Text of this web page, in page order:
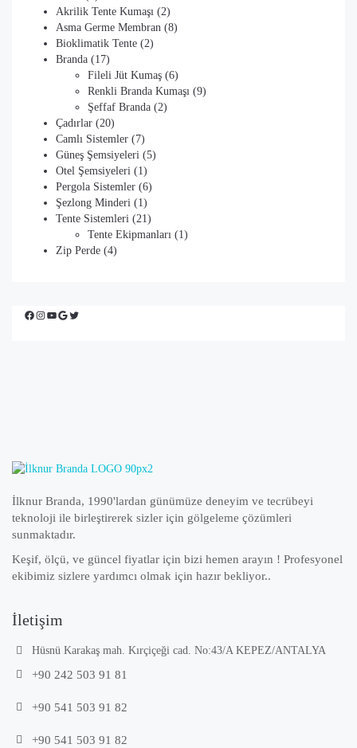
ürün
Akrilik Tente Kumaşı 22
ürün
Asma Germe Membran 88
Bioklimatik Tente 22
Branda 1717
ürün
Fileli Jüt Kumaş 66
ürün
Renkli Branda Kumaşı 99
Şeffaf Branda 22
Çadırlar 2020
ürün
Camlı Sistemler 77
ürün
Güneş Şemsiyeleri 55
Otel Şemsiyeleri 11
ürün
Pergola Sistemler 66
Şezlong Minderi 11
ürün
Tente Sistemleri 2121
ürün
Tente Ekipmanları 11
Zip Perde 44
Facebook
Instagram
YouTube
GoogleTwitter
İlknur Branda, 1990'lardan günümüze deneyim ve tecrübeyi
teknoloji ile birleştirerek sizler için gölgeleme çözümleri
sunmaktadır.
Keşif, ölçü, ve güncel fiyatlar için bizi hemen arayın ! Profesyonel
ekibimiz sizlere yardımcı olmak için hazır bekliyor..
İletişim
Hüsnü Karakaş mah. Kırçiçeği cad. No:43/A KEPEZ/ANTALYA
+90 242 503 91 81
+90 541 503 91 82
+90 541 503 91 82